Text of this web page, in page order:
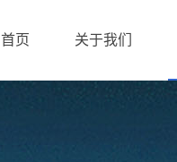
首页 关于我们